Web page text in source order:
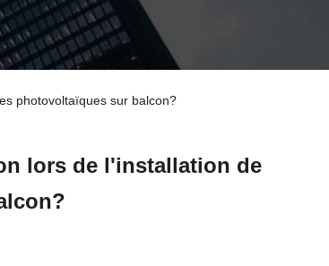
photovoltaïques sur balcon?
lors de l'installation de